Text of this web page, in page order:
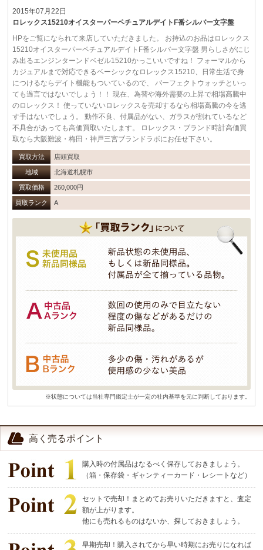
2015年07月22日
ロレックス15210オイスターパーペチュアルデイトF番シルバー文字盤
HPをご覧になられて来店していただきました。 お持込のお品はロレックス
15210オイスターパーペチュアルデイトF番シルバー文字盤 男らしさがにじ
み出るエンジンターンドベゼル15210かっこいいですね！ フォーマルから
カジュアルまで対応できるベーシックなロレックス15210、日常生活で身
につけるならデイト機能もついているので、 パーフェクトウォッチといっ
ても過言ではないでしょう！！ 現在、為替や海外需要の上昇で相場高騰中
のロレックス！ 使っていないロレックスを売却するなら相場高騰の今を逃
す手はないでしょう。 動作不良、付属品がない、ガラスが割れているなど
不具合があっても高価買取いたします。 ロレックス・ブランド時計高価買
取なら大阪難波・梅田・神戸三宮ブランドラボにお任せ下さい。
買取方法 店頭買取
地域 北海道札幌市
買取価格 260,000円
買取ランク A
※状態については当社専門鑑定士が一定の社内基準を元に判断しております。
高く売るポイント
購入時の付属品はなるべく保存しておきましょう。
（箱・保存袋・ギャンティーカード・レシートなど）
セットで売却！まとめてお売りいただきますと、査定
額が上がります。
他にも売れるものはないか、探しておきましょう。
早期売却！購入されてから早い時期にお売りになれば